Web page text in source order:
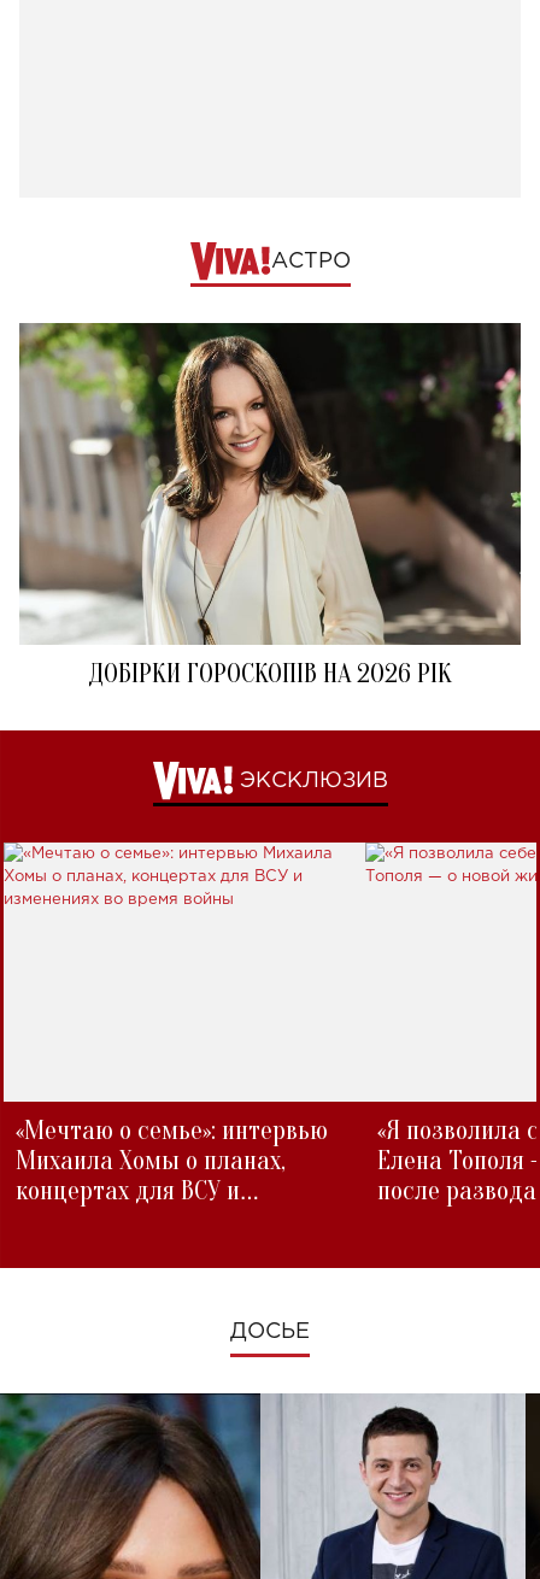
АСТРО
ДОБІРКИ ГОРОСКОПІВ НА 2026 РІК
ЭКСКЛЮЗИВ
«Мечтаю о семье»: интервью
Михаила Хомы о планах,
концертах для ВСУ и
«Я позволила
Елена Тополя
после развода
ДОСЬЕ